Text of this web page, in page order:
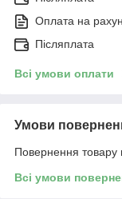
Оплата на
Післяплата
Всі умови оплати
Умови
Повернення товару
Всі умови